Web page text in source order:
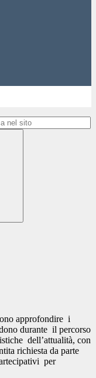
approfondire i
durante il percorso
dell’attualità, con
richiesta da parte
per